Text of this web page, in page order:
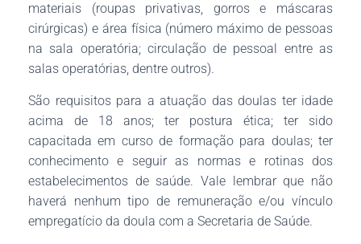
materiais (roupas privativas, gorros e máscaras
cirúrgicas) e área física (número máximo de pessoas
na sala operatória; circulação de pessoal entre as
salas operatórias, dentre outros).
São requisitos para a atuação das doulas ter idade
acima de 18 anos; ter postura ética; ter sido
capacitada em curso de formação para doulas; ter
conhecimento e seguir as normas e rotinas dos
estabelecimentos de saúde. Vale lembrar que não
haverá nenhum tipo de remuneração e/ou vínculo
empregatício da doula com a Secretaria de Saúde.